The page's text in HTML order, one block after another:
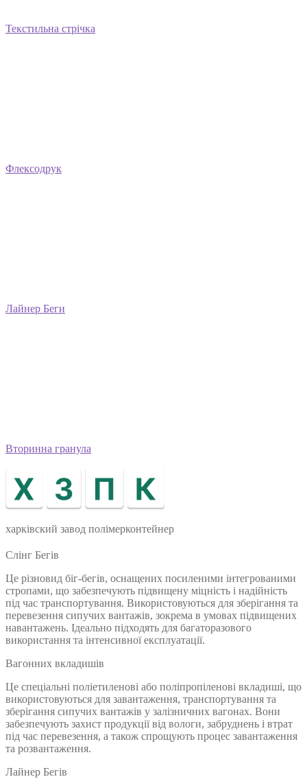
Текстильна стрічка
Флексодрук
Лайнер Беги
Вторинна гранула
харківский завод полімерконтейнер
Слінг Бегів
Це різновид біг-бегів, оснащених посиленими інтегрованими
стропами, що забезпечують підвищену міцність і надійність
під час транспортування. Використовуються для зберігання та
перевезення сипучих вантажів, зокрема в умовах підвищених
навантажень. Ідеально підходять для багаторазового
використання та інтенсивної експлуатації.
Вагонних вкладишів
Це спеціальні поліетиленові або поліпропіленові вкладиші, що
використовуються для завантаження, транспортування та
зберігання сипучих вантажів у залізничних вагонах. Вони
забезпечують захист продукції від вологи, забруднень і втрат
під час перевезення, а також спрощують процес завантаження
та розвантаження.
Лайнер Бегів